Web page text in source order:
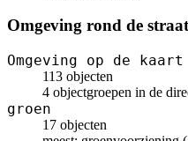
Omgeving rond de straat
Omgeving op de kaart
113 objecten
4 objectgroepen in de
groen
17 objecten